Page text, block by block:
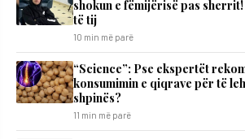
shokun e fëmijërisë pas
të tij
10 min më parë
“Science”: Pse ekspertët
konsumimin e qiqrave për të
shpinës?
11 min më parë